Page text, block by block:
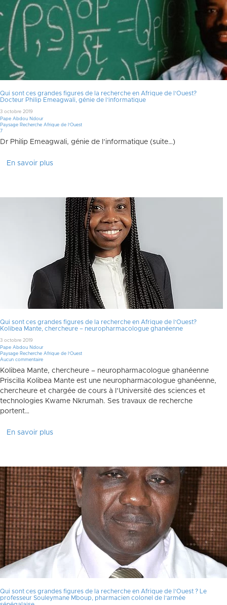
Qui sont ces grandes figures de la recherche en Afrique de l’Ouest?
Docteur Philip Emeagwali, génie de l’informatique
3 octobre 2019
Pape Abdou Ndour
Paysage Recherche Afrique de l'Ouest
7Commentaires
Dr Philip Emeagwali, génie de l’informatique (suite…)
En savoir plus
Qui sont ces grandes figures de la recherche en Afrique de l’Ouest?
Kolibea Mante, chercheure – neuropharmacologue ghanéenne
3 octobre 2019
Pape Abdou Ndour
Paysage Recherche Afrique de l'Ouest
Aucun commentaire
Kolibea Mante, chercheure – neuropharmacologue ghanéenne
Priscilla Kolibea Mante est une neuropharmacologue ghanéenne,
chercheure et chargée de cours à l’Université des sciences et
technologies Kwame Nkrumah. Ses travaux de recherche
portent…
En savoir plus
Qui sont ces grandes figures de la recherche en Afrique de l’Ouest ? Le
professeur Souleymane Mboup, pharmacien colonel de l’armée